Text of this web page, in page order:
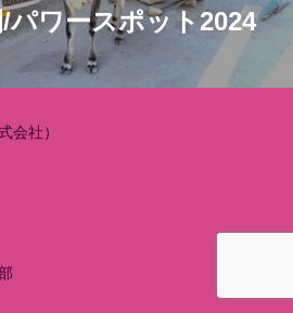
パワースポット2024
会社）